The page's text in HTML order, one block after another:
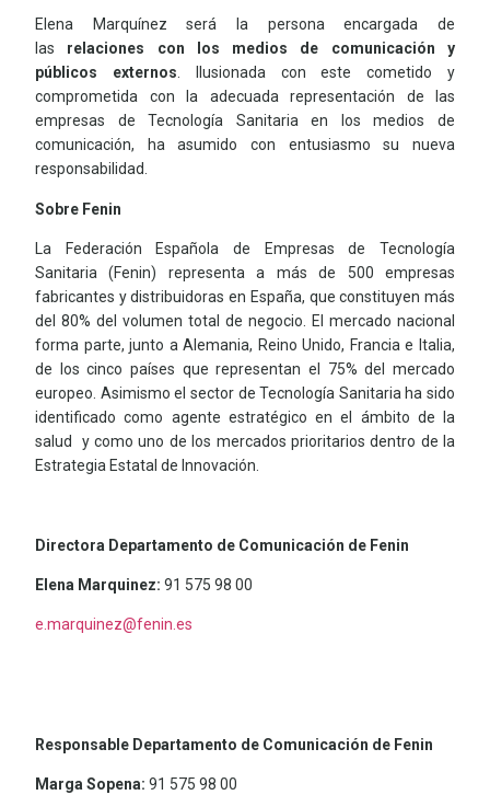
Elena Marquínez será la persona encargada de
las relaciones con los medios de comunicación y
públicos externos . Ilusionada con este cometido y
comprometida con la adecuada representación de las
empresas de Tecnología Sanitaria en los medios de
comunicación, ha asumido con entusiasmo su nueva
responsabilidad.
Sobre Fenin
La Federación Española de Empresas de Tecnología
Sanitaria (Fenin) representa a más de 500 empresas
fabricantes y distribuidoras en España, que constituyen más
del 80% del volumen total de negocio. El mercado nacional
forma parte, junto a Alemania, Reino Unido, Francia e Italia,
de los cinco países que representan el 75% del mercado
europeo. Asimismo el sector de Tecnología Sanitaria ha sido
identificado como agente estratégico en el ámbito de la
salud y como uno de los mercados prioritarios dentro de la
Estrategia Estatal de Innovación.
Directora Departamento de Comunicación de Fenin
Elena Marquinez: 91 575 98 00
e.marquinez@fenin.es
Responsable Departamento de Comunicación de Fenin
Marga Sopena: 91 575 98 00